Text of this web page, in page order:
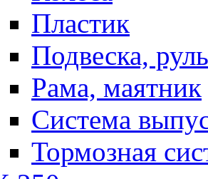
Пластик
Подвеска, руль
Рама, маятник
Система
Тормозная